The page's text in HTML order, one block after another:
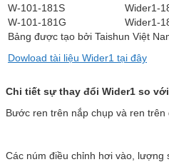
W-101-181S
Wider1-
W-101-181G
Wider1-
Bảng được tạo bởi Taishun Việt
Dowload tài liệu Wider1 tại đây
Chi tiết sự thay đổi Wider1 so
Bước ren trên nắp chụp và ren
Các núm điều chỉnh hơi vào,